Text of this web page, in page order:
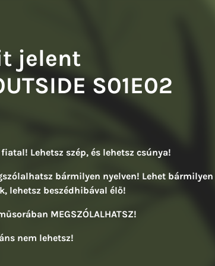
jelent
S01E02
Lehetsz szép, és lehetsz csúnya!
bármilyen nyelven! Lehet bármilyen
lehetsz beszédhibával élő!
MEGSZÓLALHATSZ!
nem lehetsz!